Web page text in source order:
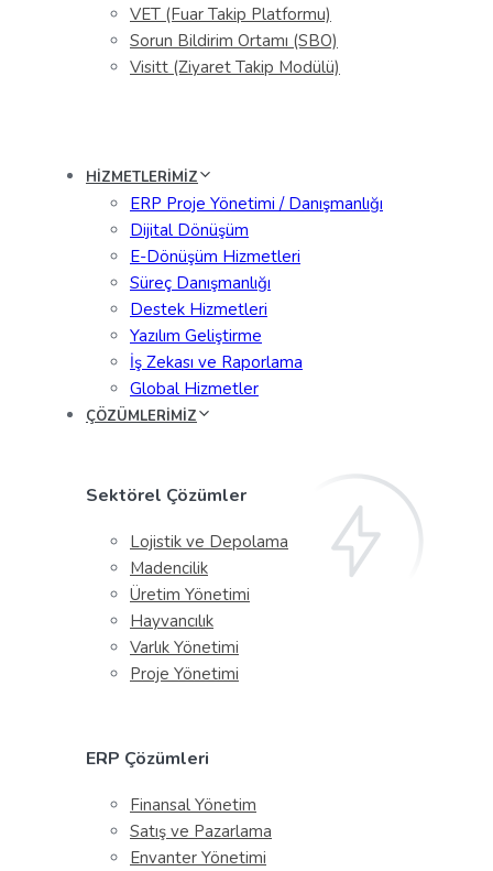
VET (Fuar Takip Platformu)
Sorun Bildirim Ortamı (SBO)
Visitt (Ziyaret Takip Modülü)
HİZMETLERİMİZ
ERP Proje Yönetimi / Danışmanlığı
Dijital Dönüşüm
E-Dönüşüm Hizmetleri
Süreç Danışmanlığı
Destek Hizmetleri
Yazılım Geliştirme
İş Zekası ve Raporlama
Global Hizmetler
ÇÖZÜMLERİMİZ
Sektörel Çözümler
Lojistik ve Depolama
Madencilik
Üretim Yönetimi
Hayvancılık
Varlık Yönetimi
Proje Yönetimi
ERP Çözümleri
Finansal Yönetim
Satış ve Pazarlama
Envanter Yönetimi